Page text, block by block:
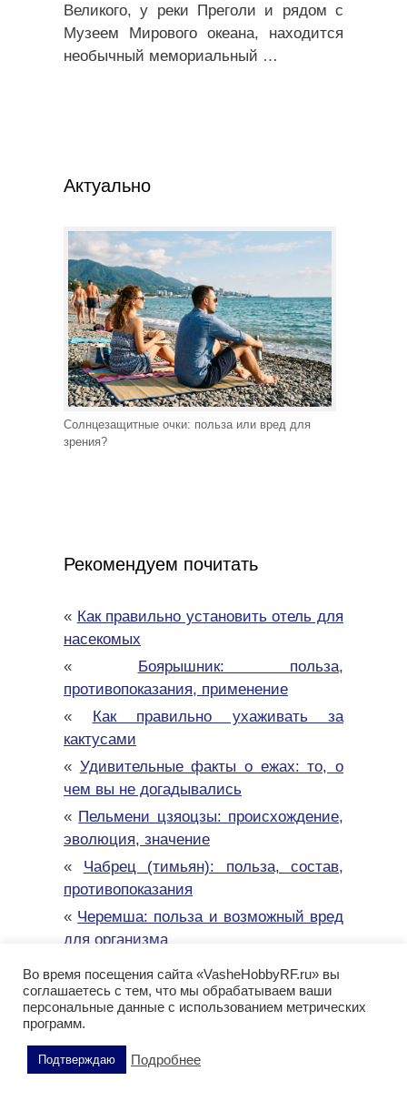
Великого, у реки Преголи и рядом с
Музеем Мирового океана, находится
необычный мемориальный …
Актуально
Солнцезащитные очки: польза или вред для
зрения?
Рекомендуем почитать
« Как правильно установить отель для
насекомых
« Боярышник: польза,
противопоказания, применение
« Как правильно ухаживать за
кактусами
« Удивительные факты о ежах: то, о
чем вы не догадывались
« Пельмени цзяоцзы: происхождение,
эволюция, значение
« Чабрец (тимьян): польза, состав,
противопоказания
« Черемша: польза и возможный вред
для организма
Огурцы: польза и возможный вред
для здоровья
«Плавание: польза для здоровья,
«Мелатонин: как повысить уровень
Во время посещения сайта «VasheHobbyRF.ru» вы
соглашаетесь с тем, что мы обрабатываем ваши
персональные данные с использованием метрических
программ.
Подтверждаю Подробнее